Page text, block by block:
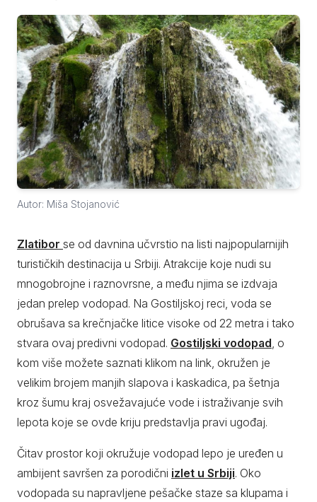
Autor: Miša Stojanović
Zlatibor se od davnina učvrstio na listi najpopularnijih
turističkih destinacija u Srbiji. Atrakcije koje nudi su
mnogobrojne i raznovrsne, a među njima se izdvaja
jedan prelep vodopad. Na Gostiljskoj reci, voda se
obrušava sa krečnjačke litice visoke od 22 metra i tako
stvara ovaj predivni vodopad. Gostiljski vodopad, o
kom više možete saznati klikom na link, okružen je
velikim brojem manjih slapova i kaskadica, pa šetnja
kroz šumu kraj osvežavajuće vode i istraživanje svih
lepota koje se ovde kriju predstavlja pravi ugođaj.
Čitav prostor koji okružuje vodopad lepo je uređen u
ambijent savršen za porodični izlet u Srbiji. Oko
vodopada su napravljene pešačke staze sa klupama i